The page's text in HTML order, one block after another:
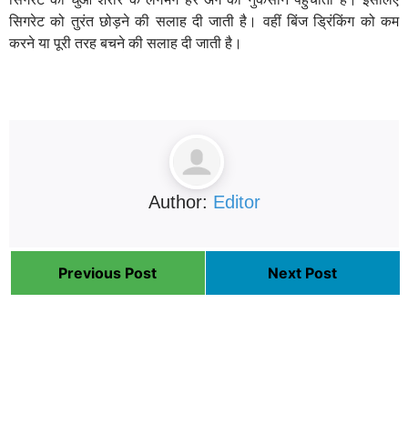
सिगरेट को तुरंत छोड़ने की सलाह दी जाती है। वहीं बिंज ड्रिंकिंग को कम
करने या पूरी तरह बचने की सलाह दी जाती है।
Author: Editor
Previous Post Next Post